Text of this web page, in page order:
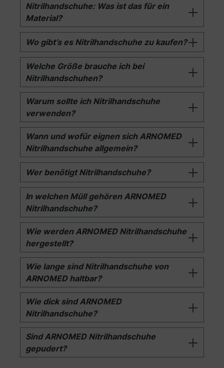
Nitrilhandschuhe: Was ist das für ein
Material?
Wo gibt’s es Nitrilhandschuhe zu kaufen?
Welche Größe brauche ich bei
Nitrilhandschuhen?
Warum sollte ich Nitrilhandschuhe
verwenden?
Wann und wofür eignen sich ARNOMED
Nitrilhandschuhe allgemein?
Wer benötigt Nitrilhandschuhe?
In welchen Müll gehören ARNOMED
Nitrilhandschuhe?
Wie werden ARNOMED Nitrilhandschuhe
hergestellt?
Wie lange sind Nitrilhandschuhe von
ARNOMED haltbar?
Wie dick sind ARNOMED
Nitrilhandschuhe?
Sind ARNOMED Nitrilhandschuhe
gepudert?